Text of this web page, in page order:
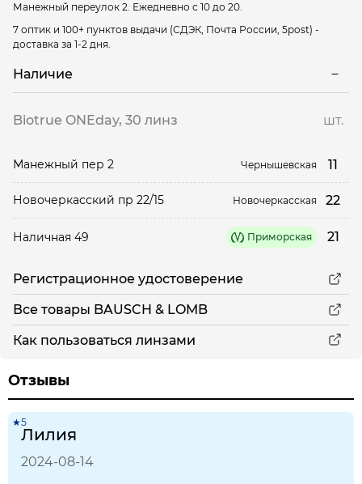
Манежный переулок 2. Ежедневно с 10 до 20.
7 оптик и 100+ пунктов выдачи (СДЭК, Почта России, 5post) -
доставка за 1-2 дня.
Наличие
Biotrue ONEday, 30 линз шт.
Манежный пер 2 Чернышевская 11
Новочеркасский пр 22/15 Новочеркасская 22
Наличная 49 Приморская 21
Регистрационное удостоверение
Все товары BAUSCH & LOMB
Как пользоваться линзами
Отзывы
★5
Лилия
2024-08-14